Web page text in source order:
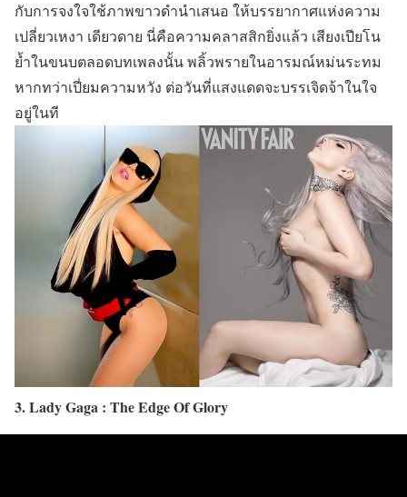
กับการจงใจใช้ภาพขาวดำนำเสนอ ให้บรรยากาศแห่งความ
เปลี่ยวเหงา เดียวดาย นี่คือความคลาสสิกยิ่งแล้ว เสียงเปียโน
ย้ำในขนบตลอดบทเพลงนั้น พลิ้วพรายในอารมณ์หม่นระทม
หากทว่าเปี่ยมความหวัง ต่อวันที่แสงแดดจะบรรเจิดจ้าในใจ
อยู่ในที
3. Lady Gaga : The Edge Of Glory